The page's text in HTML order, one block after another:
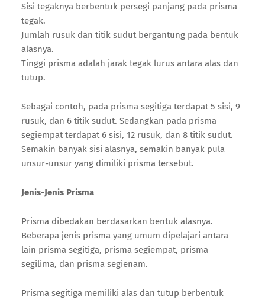
Sisi tegaknya berbentuk persegi panjang pada prisma
tegak.
Jumlah rusuk dan titik sudut bergantung pada bentuk
alasnya.
Tinggi prisma adalah jarak tegak lurus antara alas dan
tutup.
Sebagai contoh, pada prisma segitiga terdapat 5 sisi, 9
rusuk, dan 6 titik sudut. Sedangkan pada prisma
segiempat terdapat 6 sisi, 12 rusuk, dan 8 titik sudut.
Semakin banyak sisi alasnya, semakin banyak pula
unsur-unsur yang dimiliki prisma tersebut.
Jenis-Jenis Prisma
Prisma dibedakan berdasarkan bentuk alasnya.
Beberapa jenis prisma yang umum dipelajari antara
lain prisma segitiga, prisma segiempat, prisma
segilima, dan prisma segienam.
Prisma segitiga memiliki alas dan tutup berbentuk